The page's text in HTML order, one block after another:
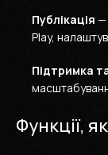
Публікація —
Play,
Підтримка
Функції,